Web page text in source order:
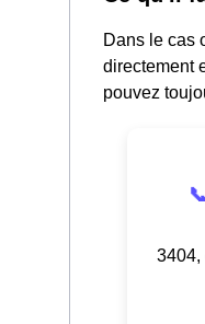
Dans le cas
directement
pouvez
3404,